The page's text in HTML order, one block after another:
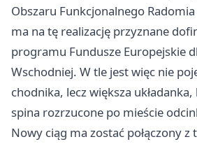
Obszaru Funkcjonalnego
ma na tę realizację przyznane
programu Fundusze Europejskie
Wschodniej. W tle jest więc nie
chodnika, lecz większa
spina rozrzucone po mieście
Nowy ciąg ma zostać połączony z